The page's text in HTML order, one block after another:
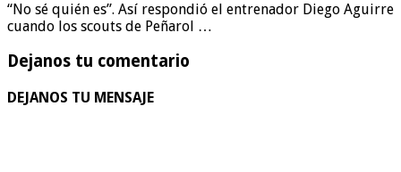
“No sé quién es”. Así respondió el entrenador Diego Aguirre
cuando los scouts de Peñarol …
Dejanos tu comentario
DEJANOS TU MENSAJE